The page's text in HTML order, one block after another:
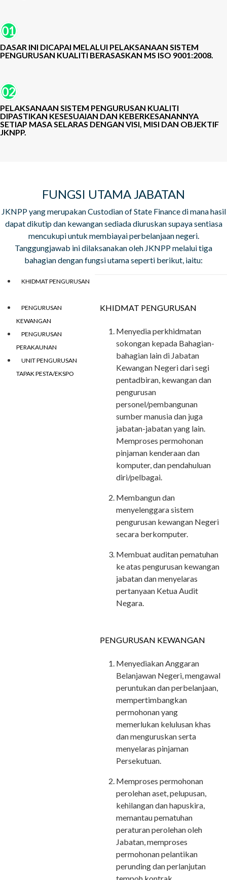
01
DASAR INI DICAPAI MELALUI PELAKSANAAN SISTEM
PENGURUSAN KUALITI BERASASKAN MS ISO 9001:2008.
02
PELAKSANAAN SISTEM PENGURUSAN KUALITI
DIPASTIKAN KESESUAIAN DAN KEBERKESANANNYA
SETIAP MASA SELARAS DENGAN VISI, MISI DAN OBJEKTIF
JKNPP.
FUNGSI UTAMA JABATAN
JKNPP yang merupakan Custodian of State Finance di mana hasil
dapat dikutip dan kewangan sediada diuruskan supaya sentiasa
mencukupi untuk membiayai perbelanjaan negeri.
Tanggungjawab ini dilaksanakan oleh JKNPP melalui tiga
bahagian dengan fungsi utama seperti berikut, iaitu:
KHIDMAT PENGURUSAN
PENGURUSAN
KEWANGAN
PENGURUSAN
PERAKAUNAN
UNIT PENGURUSAN
TAPAK PESTA/EKSPO
KHIDMAT PENGURUSAN
Menyedia perkhidmatan
sokongan kepada Bahagian-
bahagian lain di Jabatan
Kewangan Negeri dari segi
pentadbiran, kewangan dan
pengurusan
personel/pembangunan
sumber manusia dan juga
jabatan-jabatan yang lain.
Memproses permohonan
pinjaman kenderaan dan
komputer, dan pendahuluan
diri/pelbagai.
Membangun dan
menyelenggara sistem
pengurusan kewangan Negeri
secara berkomputer.
Membuat auditan pematuhan
ke atas pengurusan kewangan
jabatan dan menyelaras
pertanyaan Ketua Audit
Negara.
PENGURUSAN KEWANGAN
Menyediakan Anggaran
Belanjawan Negeri, mengawal
peruntukan dan perbelanjaan,
mempertimbangkan
permohonan yang
memerlukan kelulusan khas
dan menguruskan serta
menyelaras pinjaman
Persekutuan.
Memproses permohonan
perolehan aset, pelupusan,
kehilangan dan hapuskira,
memantau pematuhan
peraturan perolehan oleh
Jabatan, memproses
permohonan pelantikan
perunding dan perlanjutan